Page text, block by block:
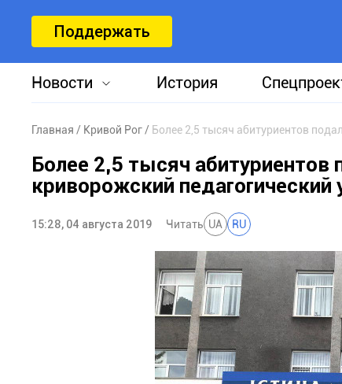
Поддержать
Новости История
Главная Кривой Рог Более 2,5 тысяч абитуриентов
Более 2,5 тысяч
криворожский педагогический
15:28, 04 августа 2019 Читать UA RU